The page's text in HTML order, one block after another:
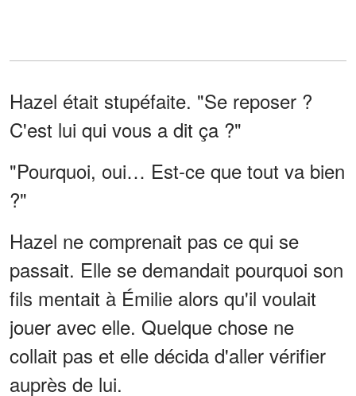
Hazel était stupéfaite. "Se reposer ?
C'est lui qui vous a dit ça ?"
"Pourquoi, oui… Est-ce que tout va bien
?"
Hazel ne comprenait pas ce qui se
passait. Elle se demandait pourquoi son
fils mentait à Émilie alors qu'il voulait
jouer avec elle. Quelque chose ne
collait pas et elle décida d'aller vérifier
auprès de lui.